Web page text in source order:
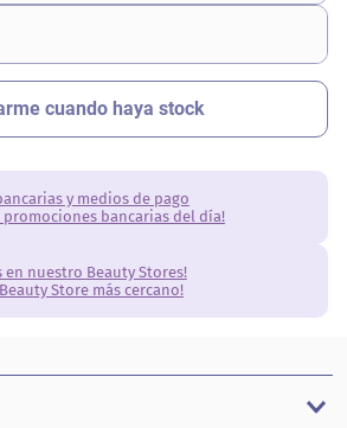
y medios de pago
promociones bancarias del día!
en nuestro Beauty Stores!
Store más cercano!